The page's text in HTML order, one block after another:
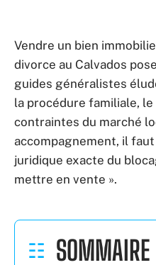
Vendre un bien
divorce au Calvados
guides généralistes
la procédure familiale,
contraintes du marché
accompagnement, il
juridique exacte du
mettre en vente ».
SOMMAIRE